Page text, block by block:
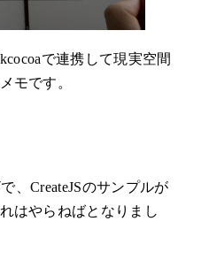
で連携して現実空間
モです。
、CreateJSのサンプルが
はやらねばとなりまし